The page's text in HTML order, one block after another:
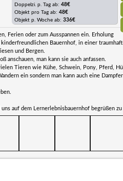
Doppelzi. p. Tag ab: 48€
Objekt pro Tag ab: 48€
Objekt p. Woche ab: 336€
Ferien oder zum Ausspannen ein. Erholung
Bauernhof, in einer
und Bergen.
anschauen, man kann sie auch anfassen.
Tieren wie Kühe, Schwein, Pony, Pferd,
ein sondern man kann auch eine
auf dem Lernerlebnisbauernhof begrüßen zu